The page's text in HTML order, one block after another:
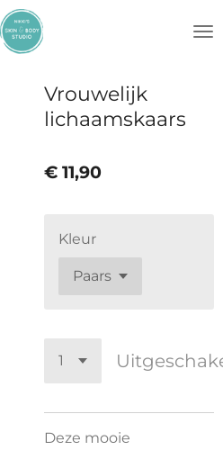
Vrouwelijk
lichaamskaars
€ 11,90
Kleur
Deze mooie